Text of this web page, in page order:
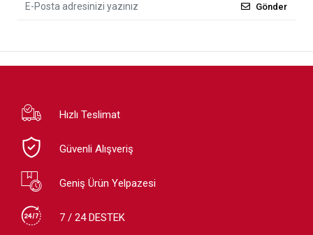
Gönder
Hızlı Teslimat
Güvenli Alışveriş
Geniş Ürün Yelpazesi
7 / 24 DESTEK